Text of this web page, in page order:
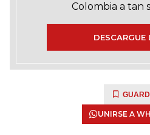
Colombia a tan
DESCARGUE
UNIRSE A